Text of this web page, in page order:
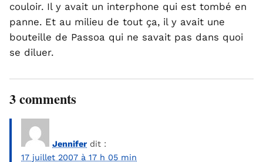
couloir. Il y avait un interphone qui est tombé en
panne. Et au milieu de tout ça, il y avait une
bouteille de Passoa qui ne savait pas dans quoi
se diluer.
3 comments
Jennifer dit :
17 juillet 2007 à 17 h 05 min